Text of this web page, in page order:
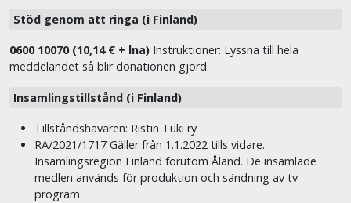
Stöd genom att ringa (i Finland)
0600 10070 (10,14 € + lna) Instruktioner: Lyssna till hela
meddelandet så blir donationen gjord.
Insamlingstillstånd (i Finland)
Tillståndshavaren: Ristin Tuki ry
RA/2021/1717 Gäller från 1.1.2022 tills vidare.
Insamlingsregion Finland förutom Åland. De insamlade
medlen används för produktion och sändning av tv-
program.